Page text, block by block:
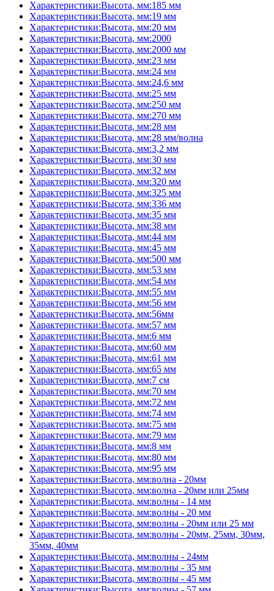
Характеристики:Высота, мм:185 мм
Характеристики:Высота, мм:19 мм
Характеристики:Высота, мм:20 мм
Характеристики:Высота, мм:2000
Характеристики:Высота, мм:2000 мм
Характеристики:Высота, мм:23 мм
Характеристики:Высота, мм:24 мм
Характеристики:Высота, мм:24,6 мм
Характеристики:Высота, мм:25 мм
Характеристики:Высота, мм:250 мм
Характеристики:Высота, мм:270 мм
Характеристики:Высота, мм:28 мм
Характеристики:Высота, мм:28 мм/волна
Характеристики:Высота, мм:3,2 мм
Характеристики:Высота, мм:30 мм
Характеристики:Высота, мм:32 мм
Характеристики:Высота, мм:320 мм
Характеристики:Высота, мм:325 мм
Характеристики:Высота, мм:336 мм
Характеристики:Высота, мм:35 мм
Характеристики:Высота, мм:38 мм
Характеристики:Высота, мм:44 мм
Характеристики:Высота, мм:45 мм
Характеристики:Высота, мм:500 мм
Характеристики:Высота, мм:53 мм
Характеристики:Высота, мм:54 мм
Характеристики:Высота, мм:55 мм
Характеристики:Высота, мм:56 мм
Характеристики:Высота, мм:56мм
Характеристики:Высота, мм:57 мм
Характеристики:Высота, мм:6 мм
Характеристики:Высота, мм:60 мм
Характеристики:Высота, мм:61 мм
Характеристики:Высота, мм:65 мм
Характеристики:Высота, мм:7 см
Характеристики:Высота, мм:70 мм
Характеристики:Высота, мм:72 мм
Характеристики:Высота, мм:74 мм
Характеристики:Высота, мм:75 мм
Характеристики:Высота, мм:79 мм
Характеристики:Высота, мм:8 мм
Характеристики:Высота, мм:80 мм
Характеристики:Высота, мм:95 мм
Характеристики:Высота, мм:волна - 20мм
Характеристики:Высота, мм:волна - 20мм или 25мм
Характеристики:Высота, мм:волны - 14 мм
Характеристики:Высота, мм:волны - 20 мм
Характеристики:Высота, мм:волны - 20мм или 25 мм
Характеристики:Высота, мм:волны - 20мм, 25мм, 30мм,
35мм, 40мм
Характеристики:Высота, мм:волны - 24мм
Характеристики:Высота, мм:волны - 35 мм
Характеристики:Высота, мм:волны - 45 мм